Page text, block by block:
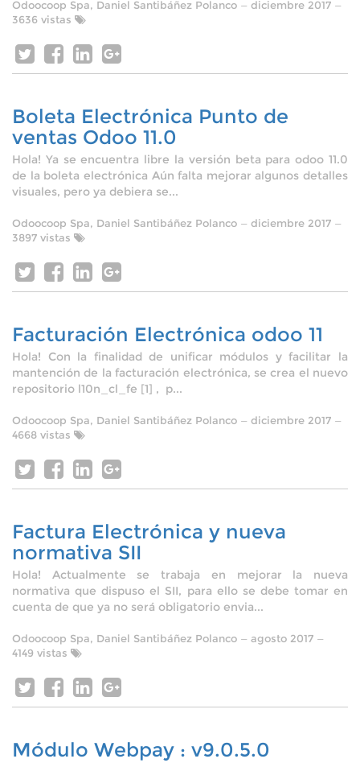
Odoocoop Spa, Daniel Santibáñez Polanco — diciembre 2017 —
3636 vistas
Boleta Electrónica Punto de
ventas Odoo 11.0
Hola! Ya se encuentra libre la versión beta para odoo 11.0
de la boleta electrónica Aún falta mejorar algunos detalles
visuales, pero ya debiera se...
Odoocoop Spa, Daniel Santibáñez Polanco — diciembre 2017 —
3897 vistas
Facturación Electrónica odoo 11
Hola! Con la finalidad de unificar módulos y facilitar la
mantención de la facturación electrónica, se crea el nuevo
repositorio l10n_cl_fe [1] , p...
Odoocoop Spa, Daniel Santibáñez Polanco — diciembre 2017 —
4668 vistas
Factura Electrónica y nueva
normativa SII
Hola! Actualmente se trabaja en mejorar la nueva
normativa que dispuso el SII, para ello se debe tomar en
cuenta de que ya no será obligatorio envia...
Odoocoop Spa, Daniel Santibáñez Polanco — agosto 2017 —
4149 vistas
Módulo Webpay : v9.0.5.0